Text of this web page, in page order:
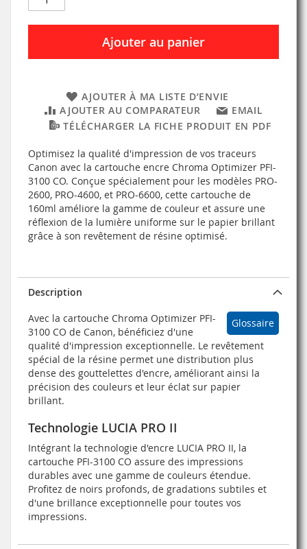
Ajouter au panier
AJOUTER À MA LISTE D’ENVIE
AJOUTER AU COMPARATEUR
EMAIL
TÉLÉCHARGER LA FICHE PRODUIT EN PDF
Optimisez la qualité d'impression de vos traceurs
Canon avec la cartouche encre Chroma Optimizer PFI-
3100 CO. Conçue spécialement pour les modèles PRO-
2600, PRO-4600, et PRO-6600, cette cartouche de
160ml améliore la gamme de couleur et assure une
réflexion de la lumière uniforme sur le papier brillant
grâce à son revêtement de résine optimisé.
Description
Glossaire
Avec la cartouche Chroma Optimizer PFI-
3100 CO de Canon, bénéficiez d'une
qualité d'impression exceptionnelle. Le revêtement
spécial de la résine permet une distribution plus
dense des gouttelettes d'encre, améliorant ainsi la
précision des couleurs et leur éclat sur papier
brillant.
Technologie LUCIA PRO II
Intégrant la technologie d'encre LUCIA PRO II, la
cartouche PFI-3100 CO assure des impressions
durables avec une gamme de couleurs étendue.
Profitez de noirs profonds, de gradations subtiles et
d'une brillance exceptionnelle pour toutes vos
impressions.